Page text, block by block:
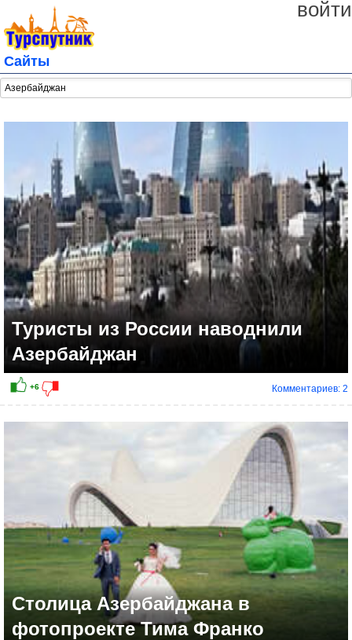
войти
Сайты
Туристы из России наводнили
Азербайджан
Комментариев: 2
Столица Азербайджана в
фотопроекте Тима Франко